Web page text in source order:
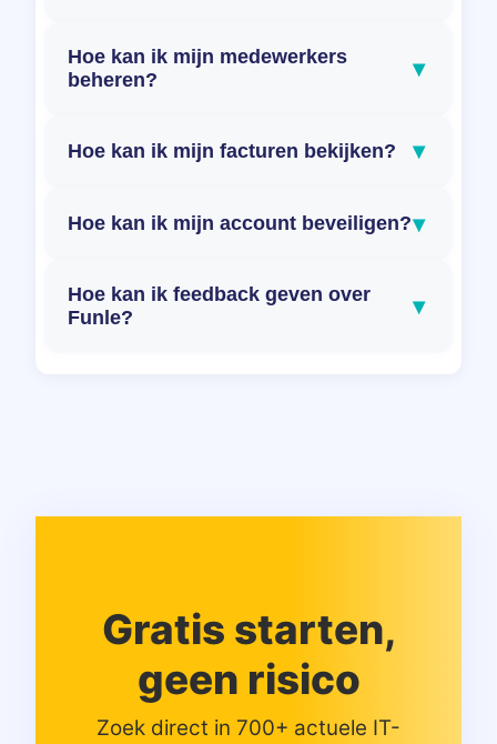
Hoe kan ik mijn medewerkers
beheren?
▾
Hoe kan ik mijn facturen bekijken? ▾
Hoe kan ik mijn account beveiligen?▾
Hoe kan ik feedback geven over
Funle?
▾
Gratis starten,
geen risico
Zoek direct in 700+ actuele IT-